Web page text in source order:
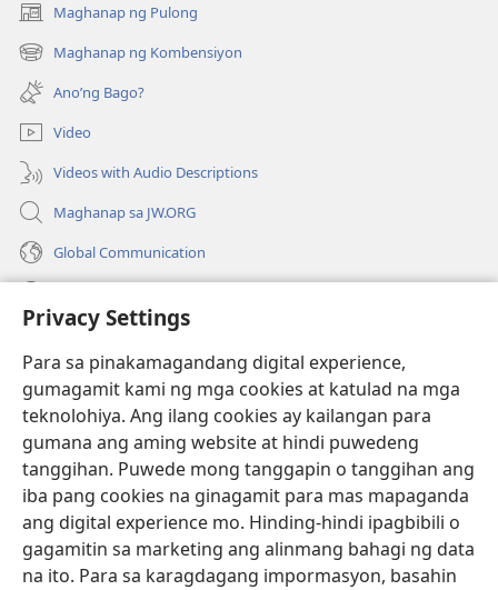
Privacy Settings
Para sa pinakamagandang digital experience,
gumagamit kami ng mga cookies at katulad na mga
teknolohiya. Ang ilang cookies ay kailangan para
gumana ang aming website at hindi puwedeng
tanggihan. Puwede mong tanggapin o tanggihan ang
iba pang cookies na ginagamit para mas mapaganda
ang digital experience mo. Hinding-hindi ipagbibili o
gagamitin sa marketing ang alinmang bahagi ng data
na ito. Para sa karagdagang impormasyon, basahin
Maghanap ng Pulong
(may
bubukas
na
bagong
window)
Maghanap ng Kombensiyon
(may
bubukas
na
bagong
window)
Ano’ng Bago?
Video
Videos with Audio Descriptions
Maghanap sa JW.ORG
Global Communication
(may
na
bagong
window)
Watchtower ONLINE LIBRARY™
(may
bubukas
na
bagong
window)
JW Hub ®
(may
bubukas
bagong
window)
JW Library ®
Watchtower Library®